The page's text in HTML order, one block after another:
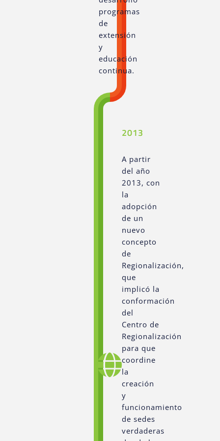
programas
de
extensión
y
educación
continua.
2013
A partir
del año
2013, con
la
adopción
de un
nuevo
concepto
de
Regionalización,
que
implicó la
conformación
del
Centro de
Regionalización
para que
coordine
la
creación
y
funcionamiento
de sedes
verdaderas